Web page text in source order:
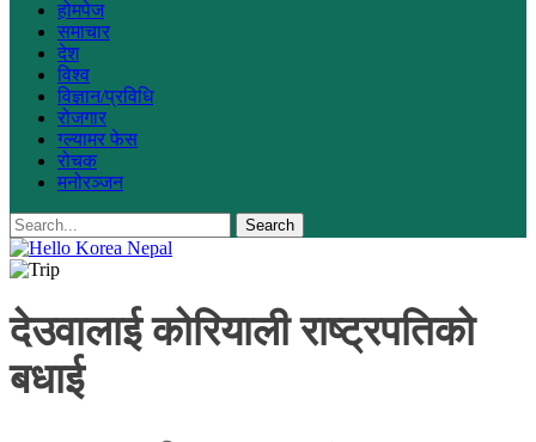
होमपेज
समाचार
देश
विश्व
विज्ञान/प्रविधि
रोजगार
ग्ल्यामर फेस
रोचक
मनोरञ्जन
देउवालाई कोरियाली राष्ट्रपतिको
बधाई